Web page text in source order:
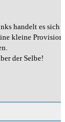
handelt es sich
kleine Provision
der Selbe!